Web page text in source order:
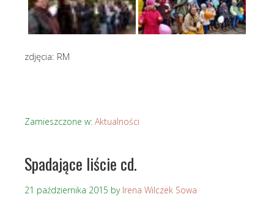
zdjęcia: RM
Zamieszczone w: Aktualności
Spadające liście cd.
21 października 2015 by Irena Wilczek Sowa